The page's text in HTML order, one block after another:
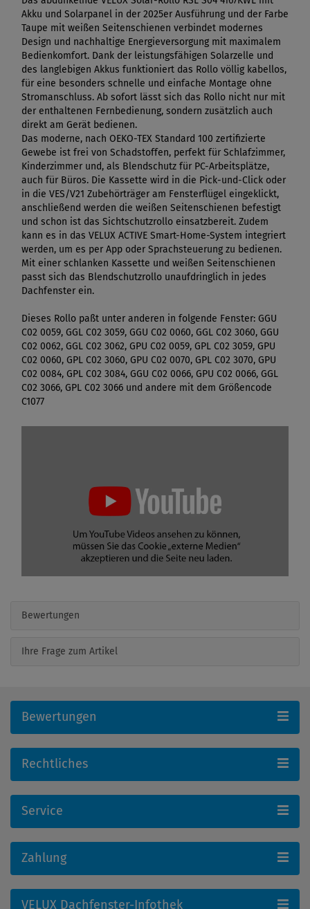
Akku und Solarpanel in der 2025er Ausführung und der Farbe
Taupe mit weißen Seitenschienen verbindet modernes
Design und nachhaltige Energieversorgung mit maximalem
Bedienkomfort. Dank der leistungsfähigen Solarzelle und
des langlebigen Akkus funktioniert das Rollo völlig kabellos,
für eine besonders schnelle und einfache Montage ohne
Stromanschluss. Ab sofort lässt sich das Rollo nicht nur mit
der enthaltenen Fernbedienung, sondern zusätzlich auch
direkt am Gerät bedienen.
Das moderne, nach OEKO-TEX Standard 100 zertifizierte
Gewebe ist frei von Schadstoffen, perfekt für Schlafzimmer,
Kinderzimmer und, als Blendschutz für PC-Arbeitsplätze,
auch für Büros. Die Kassette wird in die Pick-und-Click oder
in die VES/V21 Zubehörträger am Fensterflügel eingeklickt,
anschließend werden die weißen Seitenschienen befestigt
und schon ist das Sichtschutzrollo einsatzbereit. Zudem
kann es in das VELUX ACTIVE Smart-Home-System integriert
werden, um es per App oder Sprachsteuerung zu bedienen.
Mit einer schlanken Kassette und weißen Seitenschienen
passt sich das Blendschutzrollo unaufdringlich in jedes
Dachfenster ein.
Dieses Rollo paßt unter anderen in folgende Fenster: GGU
C02 0059, GGL C02 3059, GGU C02 0060, GGL C02 3060, GGU
C02 0062, GGL C02 3062, GPU C02 0059, GPL C02 3059, GPU
C02 0060, GPL C02 3060, GPU C02 0070, GPL C02 3070, GPU
C02 0084, GPL C02 3084, GGU C02 0066, GPU C02 0066, GGL
C02 3066, GPL C02 3066 und andere mit dem Größencode
C1077
Bewertungen
Ihre Frage zum Artikel
Bewertungen
Rechtliches
Service
Zahlung
VELUX Dachfenster-Infothek